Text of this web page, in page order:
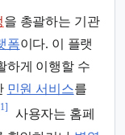
을 총괄하는 기관
폼이다. 이 플랫
하게 이행할 수
민원 서비스를
사용자는 홈페